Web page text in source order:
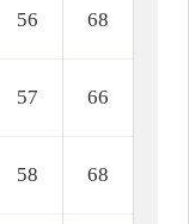
56 68
57 66
58 68